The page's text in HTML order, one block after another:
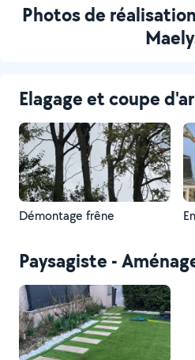
Photos de
Elagage et coupe
Démontage frêne
Paysagiste -